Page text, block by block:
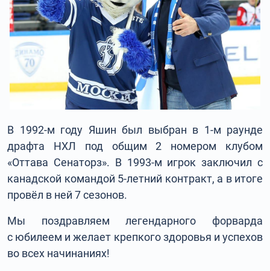
В 1992-м году Яшин был выбран в 1-м раунде
драфта НХЛ под общим 2 номером клубом
«Оттава Сенаторз». В 1993-м игрок заключил с
канадской командой 5-летний контракт, а в итоге
провёл в ней 7 сезонов.
Мы поздравляем легендарного форварда
с юбилеем и желает крепкого здоровья и успехов
во всех начинаниях!